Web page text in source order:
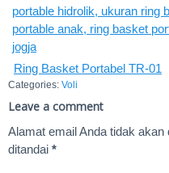
Ring Basket Portabel TR-01
Categories: Voli
Leave a comment
Alamat email Anda tidak akan
ditandai *